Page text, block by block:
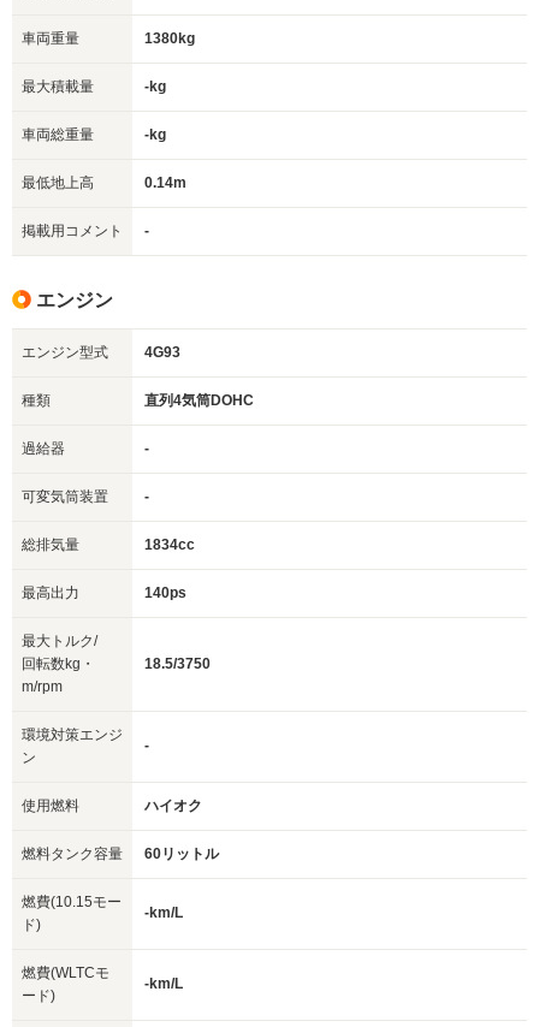
車両重量 1380kg
最大積載量 -kg
車両総重量 -kg
最低地上高 0.14m
掲載用コメント -
エンジン
エンジン型式 4G93
種類 直列4気筒DOHC
過給器 -
可変気筒装置 -
総排気量 1834cc
最高出力 140ps
最大トルク/
回転数kg・
m/rpm
18.5/3750
環境対策エンジ
ン
-
使用燃料 ハイオク
燃料タンク容量 60リットル
燃費(10.15モー
ド)
-km/L
燃費(WLTCモ
ード)
-km/L